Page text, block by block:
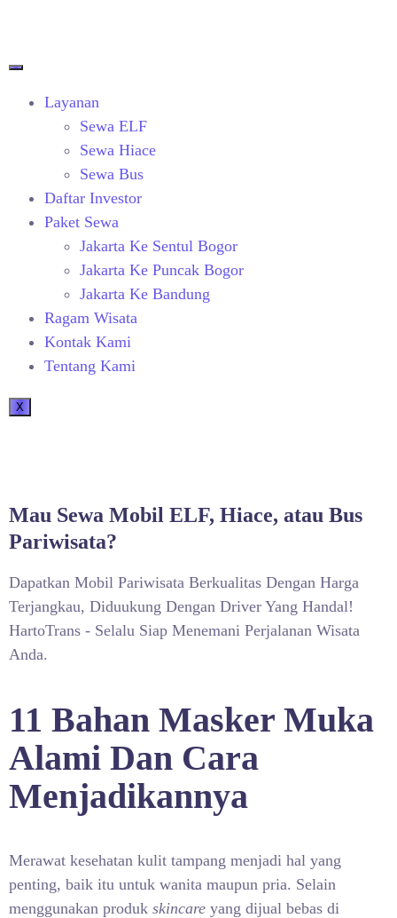
Layanan
Sewa ELF
Sewa Hiace
Sewa Bus
Daftar Investor
Paket Sewa
Jakarta Ke Sentul Bogor
Jakarta Ke Puncak Bogor
Jakarta Ke Bandung
Ragam Wisata
Kontak Kami
Tentang Kami
X
Mau Sewa Mobil ELF, Hiace, atau Bus
Pariwisata?
Dapatkan Mobil Pariwisata Berkualitas Dengan Harga
Terjangkau, Diduukung Dengan Driver Yang Handal!
HartoTrans - Selalu Siap Menemani Perjalanan Wisata
Anda.
11 Bahan Masker Muka
Alami Dan Cara
Menjadikannya
Merawat kesehatan kulit tampang menjadi hal yang
penting, baik itu untuk wanita maupun pria. Selain
menggunakan produk skincare yang dijual bebas di